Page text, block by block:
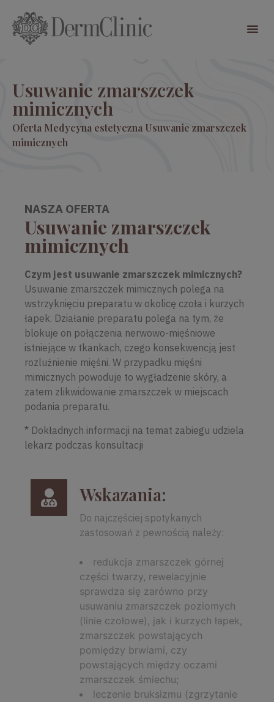
Usuwanie zmarszczek
mimicznych
Oferta Medycyna estetyczna Usuwanie zmarszczek
mimicznych
NASZA OFERTA
Usuwanie zmarszczek
mimicznych
Czym jest usuwanie zmarszczek mimicznych?
Usuwanie zmarszczek mimicznych polega na
wstrzyknięciu preparatu w okolicę czoła i kurzych
łapek. Działanie preparatu polega na tym, że
blokuje on połączenia nerwowo-mięśniowe
istniejące w tkankach, czego konsekwencją jest
rozluźnienie mięśni. W przypadku mięśni
mimicznych powoduje to wygładzenie skóry, a
zatem zlikwidowanie zmarszczek w miejscach
podania preparatu.
* Dokładnych informacji na temat zabiegu udziela
lekarz podczas konsultacji
Wskazania:
Do najczęściej spotykanych
zastosowań z pewnością należy:
redukcja zmarszczek górnej
części twarzy, rewelacyjnie
sprawdza się zarówno przy
usuwaniu zmarszczek poziomych
(linie czołowe), jak i kurzych łapek,
zmarszczek powstających
pomiędzy brwiami, czy
powstających między oczami
zmarszczek śmiechu;
leczenie bruksizmu (zgrzytanie